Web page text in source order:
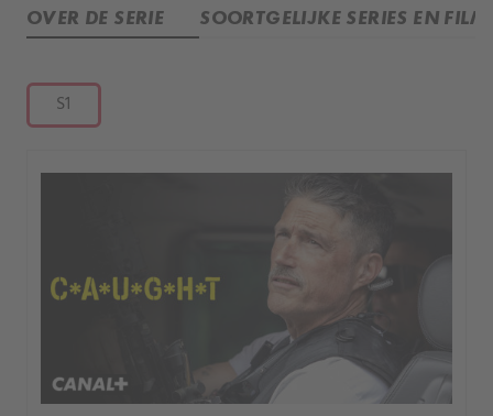
OVER DE SERIE SOORTGELIJKE SERIES EN
S1